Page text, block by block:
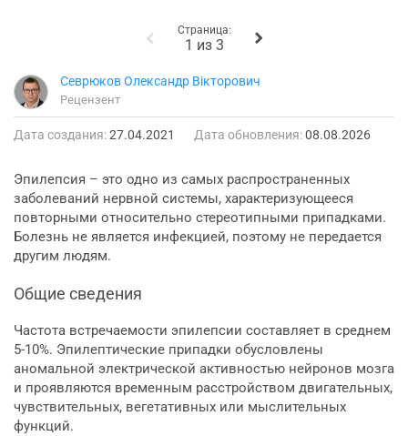
Страница:
1 из 3
Севрюков Олександр Вікторович
Рецензент
Дата создания:27.04.2021 Дата обновления:08.08.2026
Эпилепсия – это одно из самых распространенных
заболеваний нервной системы, характеризующееся
повторными относительно стереотипными припадками.
Болезнь не является инфекцией, поэтому не передается
другим людям.
Общие сведения
Частота встречаемости эпилепсии составляет в среднем
5-10%. Эпилептические припадки обусловлены
аномальной электрической активностью нейронов мозга
и проявляются временным расстройством двигательных,
чувствительных, вегетативных или мыслительных
функций.